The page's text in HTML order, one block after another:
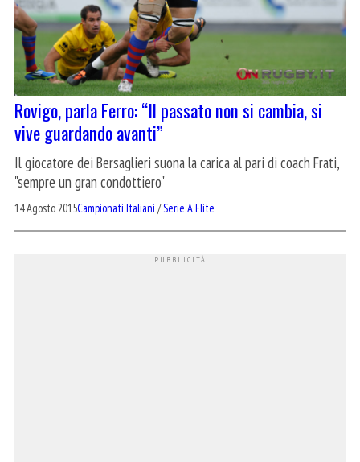
Rovigo, parla Ferro: “Il passato non si cambia, si
vive guardando avanti”
Il giocatore dei Bersaglieri suona la carica al pari di coach Frati,
"sempre un gran condottiero"
14 Agosto 2015Campionati Italiani /Serie A Elite